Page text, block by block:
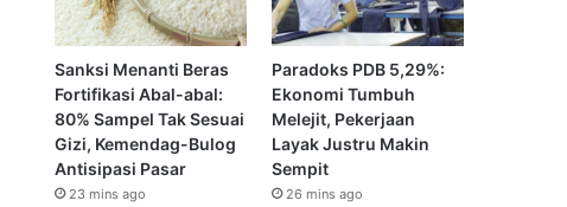
Sanksi Menanti Beras
Fortifikasi Abal-abal:
80% Sampel Tak Sesuai
Gizi, Kemendag-Bulog
Antisipasi Pasar
23 mins ago
Paradoks PDB 5,29%:
Ekonomi Tumbuh
Melejit, Pekerjaan
Layak Justru Makin
Sempit
26 mins ago